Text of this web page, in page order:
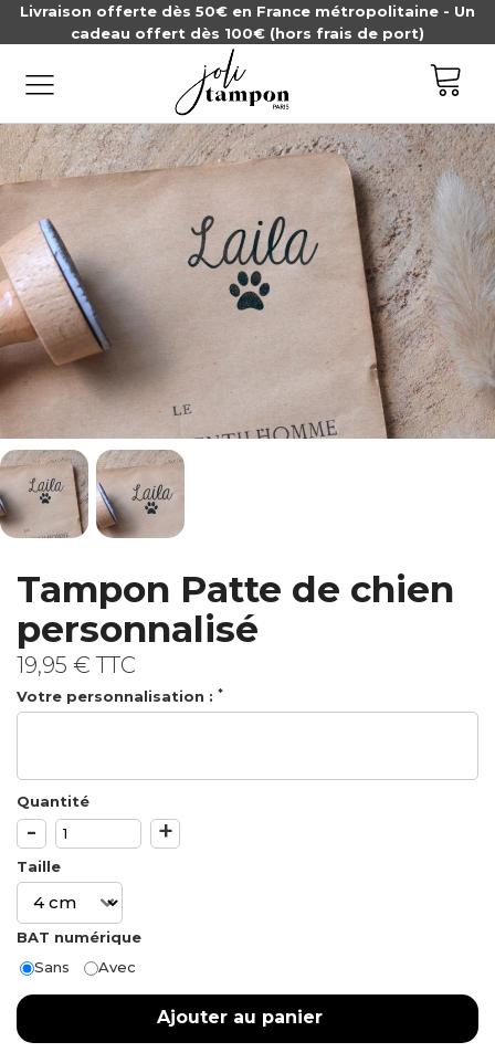
Livraison offerte dès 50€ en France métropolitaine - Un
cadeau offert dès 100€ (hors frais de port)
Tampon Patte de chien
personnalisé
19,95 € TTC
Votre personnalisation : *
Quantité
- +
Taille
BAT numérique
Sans
Avec
Ajouter au panier